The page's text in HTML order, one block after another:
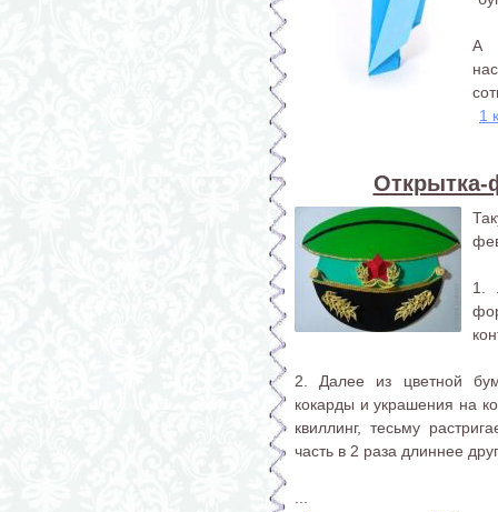
А
1
Открытка-
1.
2. Далее из цветной
кокарды и украшения на
квиллинг, тесьму
часть в 2 раза длиннее